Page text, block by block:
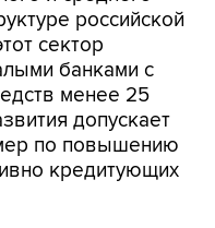
российской
сектор
банками с
менее 25
допускает
по повышению
кредитующих